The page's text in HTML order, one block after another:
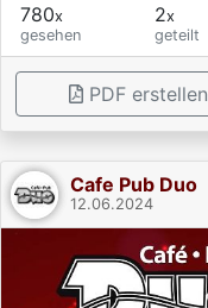
780x
gesehen
2x
geteilt
PDF erstellen
Cafe Pub Duo
12.06.2024